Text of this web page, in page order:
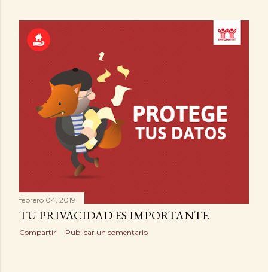
febrero 04, 2019
TU PRIVACIDAD ES IMPORTANTE
Compartir Publicar un comentario